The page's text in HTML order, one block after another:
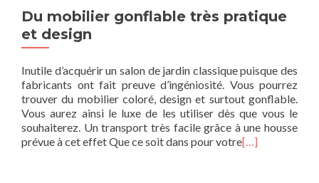
Du mobilier gonflable très pratique
et design
Inutile d’acquérir un salon de jardin classique puisque des
fabricants ont fait preuve d’ingéniosité. Vous pourrez
trouver du mobilier coloré, design et surtout gonflable.
Vous aurez ainsi le luxe de les utiliser dès que vous le
souhaiterez. Un transport très facile grâce à une housse
prévue à cet effet Que ce soit dans pour votre[…]